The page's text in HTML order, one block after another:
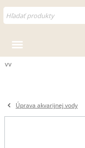
vv
Úprava akvarijnej vody